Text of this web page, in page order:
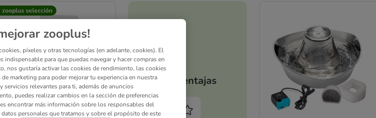
zooplus selección
Tus ventajas
zooplus!
píxeles y otras tecnologías (en adelante, cookies). El
indispensable para que puedas navegar y hacer compras en
nos gustaría activar las cookies de rendimiento, las cookies
marketing para poder mejorar tu experiencia en nuestra
relevantes para ti, además de anuncios
puedes realizar cambios en la sección de preferencias
encontrar más información sobre los responsables del
personales que tratamos y sobre el propósito de este